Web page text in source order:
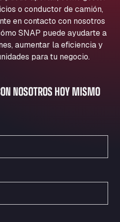
68219
Truckwash.de
o conductor de camión,
en contacto con nosotros
SNAP puede ayudarte a
aumentar la eficiencia y
para tu negocio.
NOSOTROS HOY MISMO